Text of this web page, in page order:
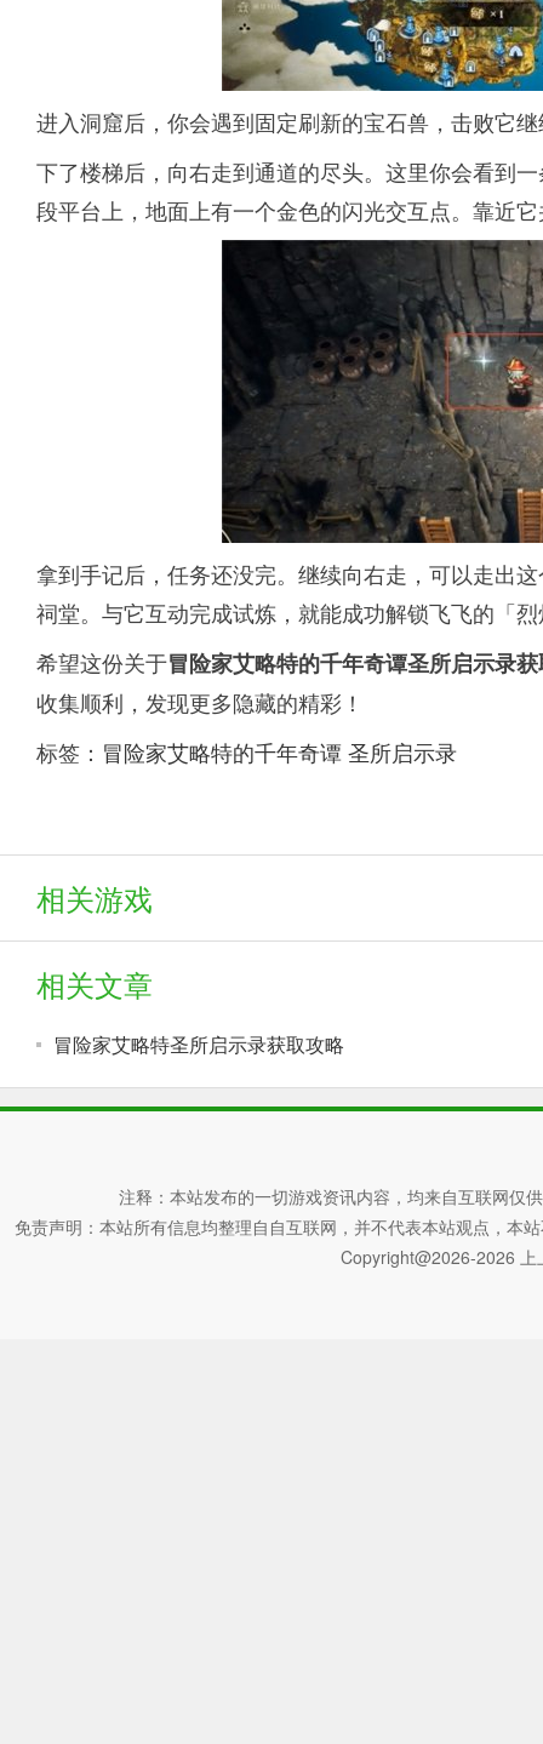
进入洞窟后，你会遇到固定刷新的宝石兽，击败它
下了楼梯后，向右走到通道的尽头。这里你会看到
段平台上，地面上有一个金色的闪光交互点。靠近
拿到手记后，任务还没完。继续向右走，可以走出
祠堂。与它互动完成试炼，就能成功解锁飞飞的「
希望这份关于冒险家艾略特的千年奇谭圣所启示录
收集顺利，发现更多隐藏的精彩！
标签： 冒险家艾略特的千年奇谭圣所启示录
相关游戏
相关文章
冒险家艾略特圣所启示录获取攻略
注释：本站发布的一切游戏资讯内容，均来自互联网仅
免责声明：本站所有信息均整理自自互联网，并不代表本站观点，本
Copyright@2026-2026